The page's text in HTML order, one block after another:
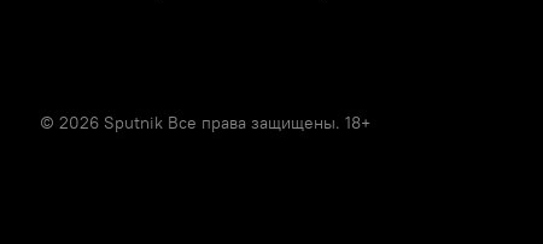
© 2026 Sputnik Все права защищены. 18+